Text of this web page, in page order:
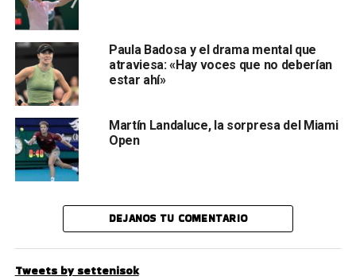
Paula Badosa y el drama mental que
atraviesa: «Hay voces que no deberían
estar ahí»
Martín Landaluce, la sorpresa del Miami
Open
DEJANOS TU COMENTARIO
Tweets by settenisok